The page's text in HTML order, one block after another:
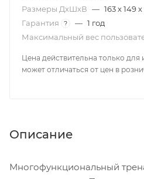
Размеры ДхШхВ — 163 х 149
Гарантия
? — 1 год
Максимальный вес
Цена действительна только для
может отличаться от цен в
Описание
Многофункциональный